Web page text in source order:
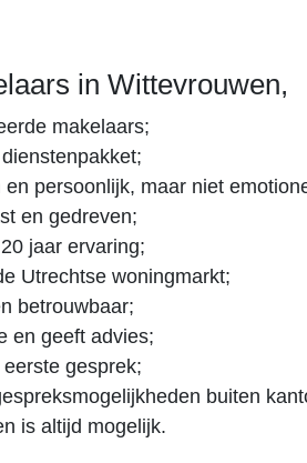
in Wittevrouwen,
makelaars;
en persoonlijk, maar niet
en gedreven;
jaar ervaring;
Utrechtse woningmarkt;
betrouwbaar;
en geeft advies;
gesprek;
buiten
is altijd mogelijk.